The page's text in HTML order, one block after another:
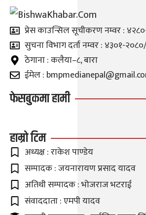
प्रेस काउन्सिल सूचीकरण नम्वर :
सुचना विभाग दर्ता नम्वर : ४३०१-
ठेगाना : कलैया–८, बारा
ईमेल :
फेसबुकमा हामी
हाम्रो टिम
अध्यक्ष : राकेश पाण्डेय
सम्पादक : जयनारायण प्रसाद यादव
अतिथी सम्पादक : भोजराज भटराई
संवाददाता : एमपी यादव